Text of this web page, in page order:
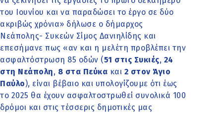
του Ιουνίου και να παραδώσει το έργο σε δύο
ακριβώς χρόνια» δήλωσε ο δήμαρχος
Νεάπολης- Συκεών Σίμος Δανιηλίδης και
επεσήμανε πως «αν και η μελέτη προβλέπει την
ασφαλτόστρωση 85 οδών (51 στις Συκιές, 24
στη Νεάπολη, 8 στα Πεύκα και 2 στον Άγιο
Παύλο), είναι βέβαιο και υπολογίζουμε ότι έως
το 2025 θα έχουν ασφαλτοστρωθεί συνολικά 100
δρόμοι και στις τέσσερις δημοτικές μας